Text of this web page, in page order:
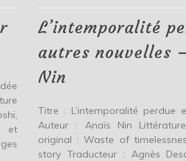
et
L’intemporalité
autres nouvelles
Nin
Titre : L’intemporalité perdue
Auteur : Anaïs Nin
original : Waste of
story Traducteur : Agnès